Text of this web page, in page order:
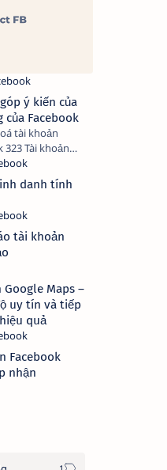
ý kiến của
của Facebook
tài khoản
khoản
hóa có thể do
do bạn đăng bài
danh tính
tài khoản
Google Maps –
uy tín và tiếp
quả
Facebook
nhận